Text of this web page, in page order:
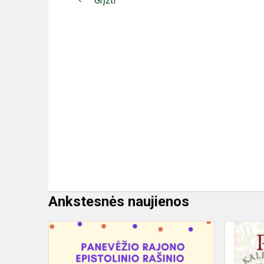
Ankstesnės naujienos
Epistolinio
konkurso